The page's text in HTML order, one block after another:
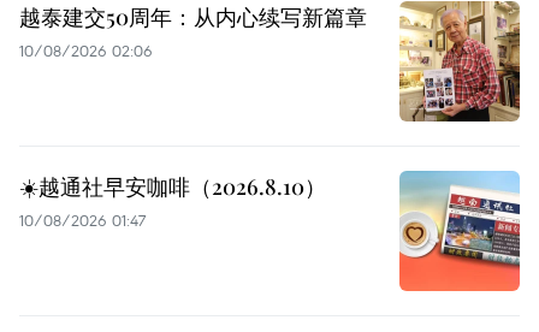
越泰建交50周年：从内心续写新篇章
10/08/2026 02:06
☀️越通社早安咖啡（2026.8.10）
10/08/2026 01:47